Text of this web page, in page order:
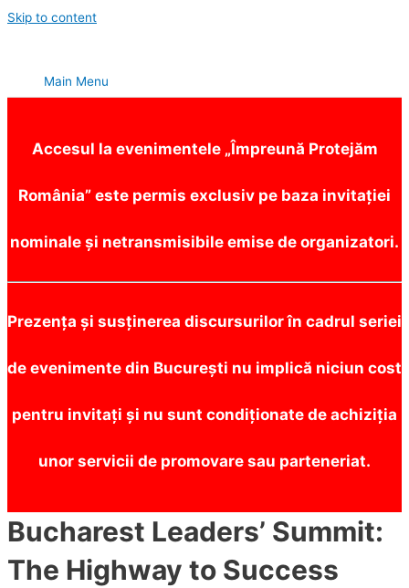
Skip to content
Main Menu
Accesul la evenimentele „Împreună Protejăm
România” este permis exclusiv pe baza invitației
nominale și netransmisibile emise de organizatori.
Prezența și susținerea discursurilor în cadrul seriei
de evenimente din București nu implică niciun cost
pentru invitați și nu sunt condiționate de achiziția
unor servicii de promovare sau parteneriat.
Bucharest Leaders’ Summit:
The Highway to Success